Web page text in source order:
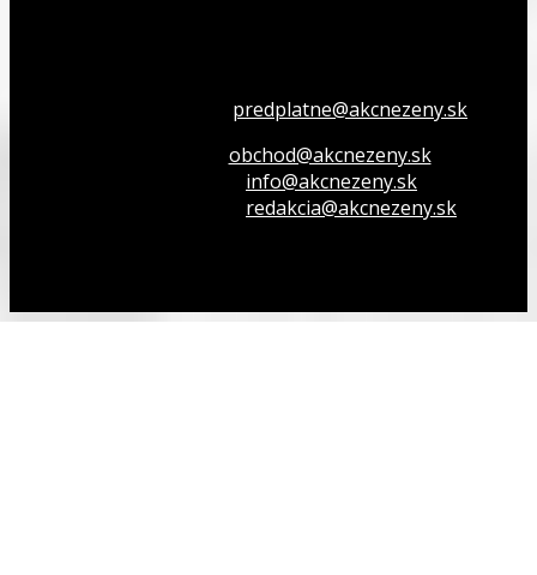
predplatne@akcnezeny.sk
obchod@akcnezeny.sk
info@akcnezeny.sk
redakcia@akcnezeny.sk